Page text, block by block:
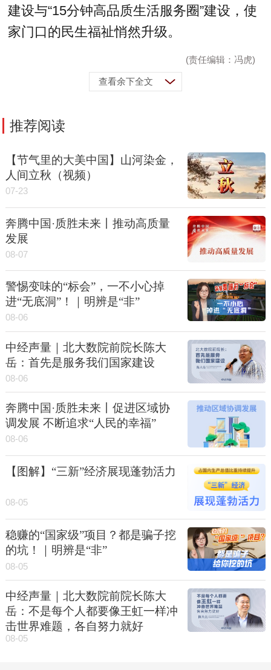
建设与“15分钟高品质生活服务圈”建设，使
家门口的民生福祉悄然升级。
(责任编辑：冯虎)
查看余下全文
推荐阅读
【节气里的大美中国】山河染金，
人间立秋（视频）
07-23
奔腾中国·质胜未来丨推动高质量
发展
08-07
警惕变味的“标会”，一不小心掉
进“无底洞”！｜明辨是“非”
08-06
中经声量｜北大数院前院长陈大
岳：首先是服务我们国家建设
08-06
奔腾中国·质胜未来丨促进区域协
调发展 不断追求“人民的幸福”
08-06
【图解】“三新”经济展现蓬勃活力
08-05
稳赚的“国家级”项目？都是骗子挖
的坑！｜明辨是“非”
08-05
中经声量｜北大数院前院长陈大
岳：不是每个人都要像王虹一样冲
击世界难题，各自努力就好
08-05